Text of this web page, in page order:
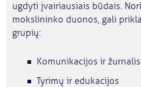
ugdyti įvairiausiais būdais.
mokslininko duonos, gali
grupių:
Komunikacijos ir
Tyrimų ir edukacijos